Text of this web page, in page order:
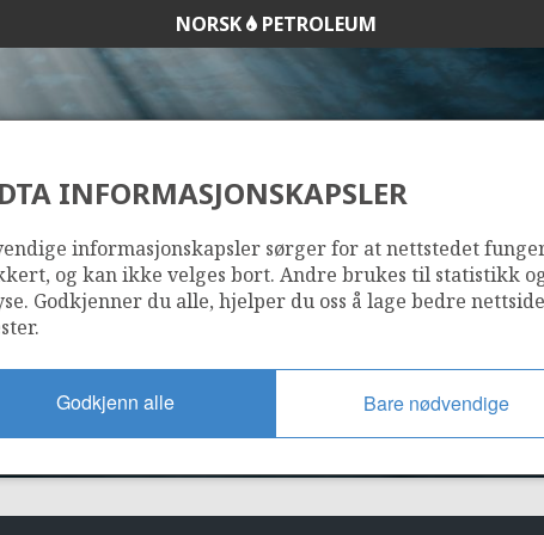
NORSK PETROLEUM
927
INFORMASJONSKAPSLER
informasjonskapsler sørger for at nettstedet
og kan ikke velges bort. Andre brukes til statistikk
Godkjenner du alle, hjelper du oss å lage bedre
Godkjenn alle Bare nødvendige